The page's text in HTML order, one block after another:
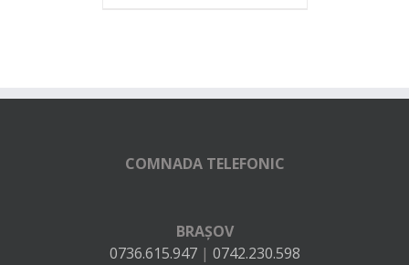
COMNADA TELEFONIC
BRAȘOV
0736.615.947| 0742.230.598